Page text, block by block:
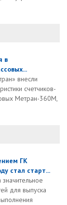
в
внесли
счетчиков-
Метран-360М,
ГК
стал старт...
для выпуска